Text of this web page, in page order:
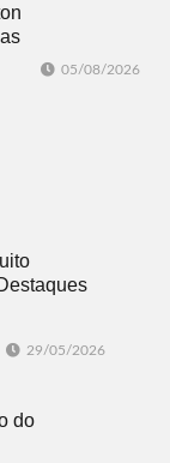
05/08/2026
29/05/2026
do